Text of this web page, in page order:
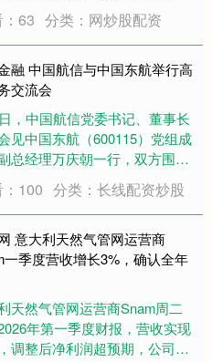
于在线仪表的比对校准、特定
的应急监测以及实验室分析参
此之前，便携式氢表全部采用
品，核动....
63 分类：网炒股配资
融 中国航信与中国东航举行高
交流会
，中国航信党委书记、董事长
见中国东航（600115）党组成
总经理万庆朝一行，双方围
际化发展、数智化赋能等议题
流。中国航信党委常委、股份
总经理杜晓铭参加会见。 江波
东....
100 分类：长线配资炒股
意大利天然气管网运营商
一季度营收增长3%，确认全年
天然气管网运营商Snam周二
年第一季度财报，营收实现
调整后净利润超预期，公司同